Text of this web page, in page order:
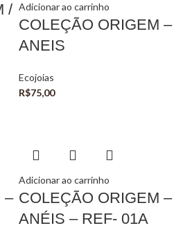
/ Adicionar ao carrinho
COLEÇÃO ORIGEM –
ANEIS
Ecojoias
R$75,00
–
Adicionar ao carrinho
COLEÇÃO ORIGEM –
ANÉIS – REF- 01A